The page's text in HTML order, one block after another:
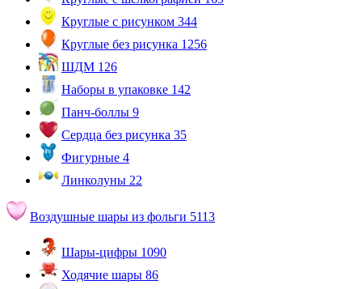
Круглые с рисунком 344
Круглые без рисунка 1256
ШДМ 126
Наборы в упаковке 142
Панч-боллы 9
Сердца без рисунка 35
Фигурные 4
Линколуны 22
Воздушные шары из фольги 5113
Шары-цифры 1090
Ходячие шары 86